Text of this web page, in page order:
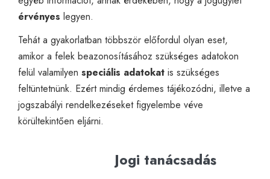
érvényes legyen.
Tehát a gyakorlatban többször előfordul olyan eset,
amikor a felek beazonosításához szükséges adatokon
felül valamilyen speciális adatokat is szükséges
feltüntetnünk. Ezért mindig érdemes tájékozódni, illetve a
jogszabályi rendelkezéseket figyelembe véve
körültekintően eljárni.
Jogi tanácsadás